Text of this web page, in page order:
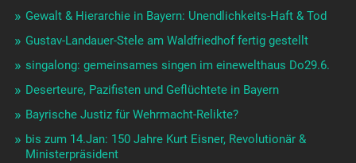
Gewalt & Hierarchie in Bayern: Unendlichkeits-Haft & Tod
Gustav-Landauer-Stele am Waldfriedhof fertig gestellt
singalong: gemeinsames singen im einewelthaus Do29.6.
Deserteure, Pazifisten und Geflüchtete in Bayern
Bayrische Justiz für Wehrmacht-Relikte?
bis zum 14.Jan: 150 Jahre Kurt Eisner, Revolutionär &
Ministerpräsident